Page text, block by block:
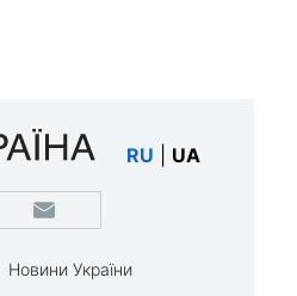
RU UA
Новини України